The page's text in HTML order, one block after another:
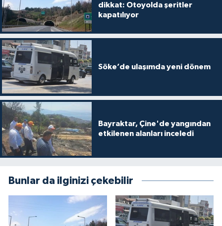
dikkat: Otoyolda şeritler
kapatılıyor
Söke’de ulaşımda yeni dönem
Bayraktar, Çine'de yangından
etkilenen alanları inceledi
Bunlar da ilginizi çekebilir